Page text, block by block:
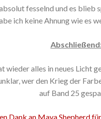
fesselnd und es blieb
ich keine Ahnung wie es
wieder alles in neues Licht
wer den Krieg der
auf Band 25
Dank an Maya Shepherd